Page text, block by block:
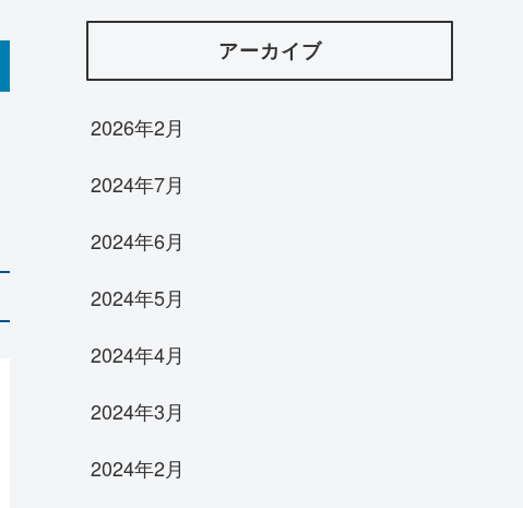
アーカイブ
2026年2月
2024年7月
2024年6月
2024年5月
2024年4月
2024年3月
2024年2月